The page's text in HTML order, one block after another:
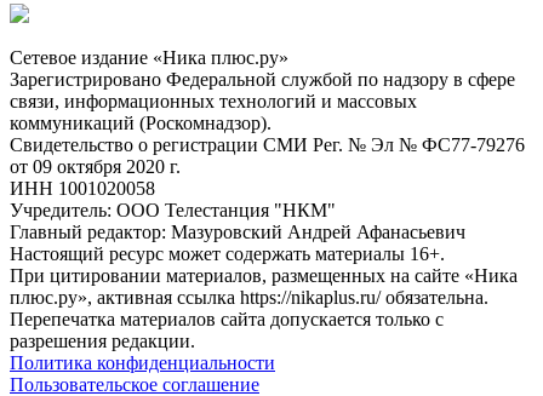
Сетевое издание «Ника плюс.ру»
Зарегистрировано Федеральной службой по надзору в сфере
связи, информационных технологий и массовых
коммуникаций (Роскомнадзор).
Свидетельство о регистрации СМИ Рег. № Эл № ФС77-79276
от 09 октября 2020 г.
ИНН 1001020058
Учредитель: ООО Телестанция "НКМ"
Главный редактор: Мазуровский Андрей Афанасьевич
Настоящий ресурс может содержать материалы 16+.
При цитировании материалов, размещенных на сайте «Ника
плюс.ру», активная ссылка https://nikaplus.ru/ обязательна.
Перепечатка материалов сайта допускается только с
разрешения редакции.
Политика конфиденциальности
Пользовательское соглашение